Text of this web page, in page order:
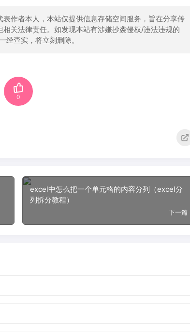
作者本人，本站仅提供信息存储空间服务，旨在分享传
关法律责任。如发现本站有涉嫌抄袭侵权/违法违规的
查实，将立刻删除。
0
excel中怎么把一个单元格的内容分列（excel分
列拆分教程）
下一篇